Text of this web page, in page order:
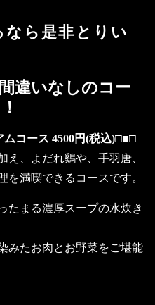
なら是非とりい
違いなしのコー
コース 4500円(税込)□■□
え、よだれ鷄や、手羽唐、
を満喫できるコースです。
たまる濃厚スープの水炊き
みたお肉とお野菜をご堪能